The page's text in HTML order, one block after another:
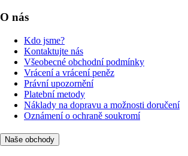
O nás
Kdo jsme?
Kontaktujte nás
Všeobecné obchodní podmínky
Vrácení a vrácení peněz
Právní upozornění
Platební metody
Náklady na dopravu a možnosti doručení
Oznámení o ochraně soukromí
Naše obchody